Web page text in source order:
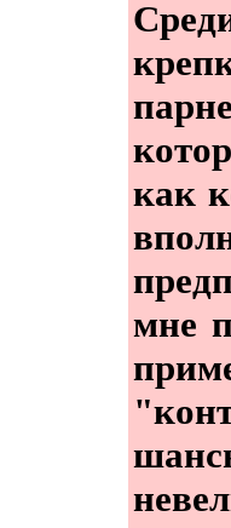
как
мне